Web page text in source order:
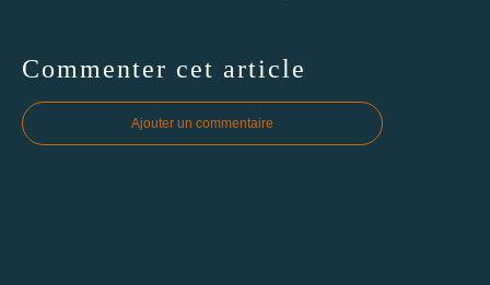
Commenter cet article
Ajouter un commentaire